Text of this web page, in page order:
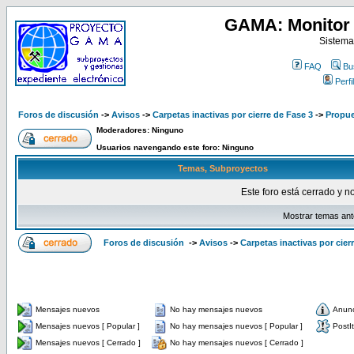
GAMA:
FAQ
Perfil
Foros de discusión -> Avisos -> Carpetas inactivas por cierre de Fase 3 ->
Moderadores: Ninguno
Usuarios navengando este foro: Ninguno
Temas, Subproyectos
Este foro está cerrado y
Mostrar temas
Foros de discusión -> Avisos -> Carpetas inactivas por
Mensajes nuevos No hay mensajes nuevos
Mensajes nuevos [ Popular ]
No hay mensajes nuevos [ Popular ]
PostIt
Mensajes nuevos [ Cerrado ]
No hay mensajes nuevos [ Cerrado ]